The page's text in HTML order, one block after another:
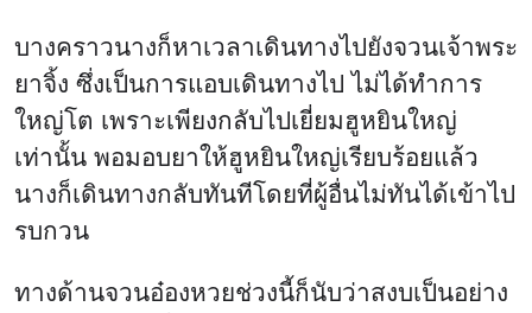
บางคราวนางก็หาเวลาเดินทางไปยังจวนเจ้าพระ
ยาจิ้ง ซึ่งเป็นการแอบเดินทางไป ไม่ได้ทำการ
ใหญ่โต เพราะเพียงกลับไปเยี่ยมฮูหยินใหญ่
เท่านั้น พอมอบยาให้ฮูหยินใหญ่เรียบร้อยแล้ว
นางก็เดินทางกลับทันทีโดยที่ผู้อื่นไม่ทันได้เข้าไป
รบกวน
ทางด้านจวนอ๋องหวยช่วงนี้ก็นับว่าสงบเป็นอย่าง